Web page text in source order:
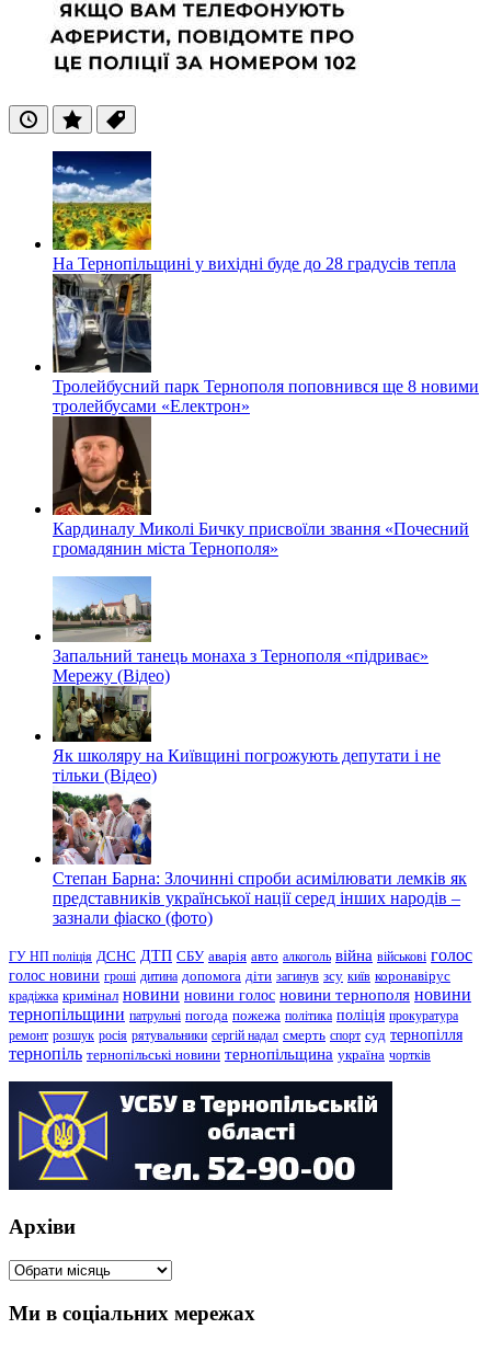
ОстанніПопулярні
Теги
На Тернопільщині у вихідні буде до 28 градусів тепла
Тролейбусний парк Тернополя поповнився ще 8 новими
тролейбусами «Електрон»
Кардиналу Миколі Бичку присвоїли звання «Почесний
громадянин міста Тернополя»
Запальний танець монаха з Тернополя «підриває»
Мережу (Відео)
Як школяру на Київщині погрожують депутати і не
тільки (Відео)
Степан Барна: Злочинні спроби асимілювати лемків як
представників української нації серед інших народів –
зазнали фіаско (фото)
ГУ НП поліція ДСНС ДТП СБУ аварія авто алкоголь війна військові голос
голос новини гроші дитина допомога діти загинув зсу київ коронавірус
крадіжка кримінал новини новини голос новини тернополя новини
тернопільщини патрульні погода пожежа політика поліція прокуратура
ремонт розшук росія рятувальники сергій надал смерть спорт суд тернопілля
тернопіль тернопільські новини тернопільщина україна чортків
Архіви
Архіви
Ми в соціальних мережах